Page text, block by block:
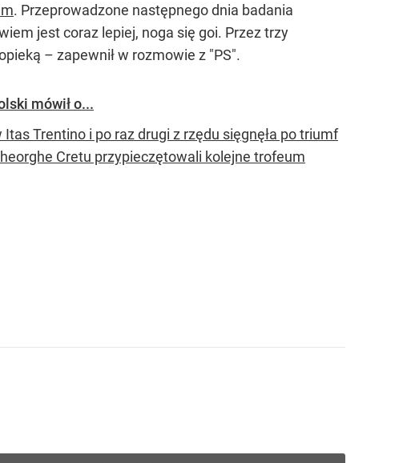
. Przeprowadzone następnego dnia badania
jest coraz lepiej, noga się goi. Przez trzy
– zapewnił w rozmowie z "PS".
mówił o...
Trentino i po raz drugi z rzędu sięgnęła po triumf
Cretu przypieczętowali kolejne trofeum